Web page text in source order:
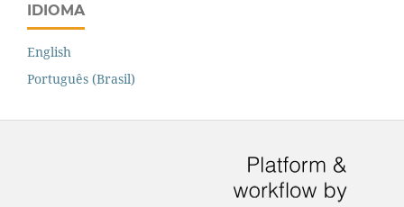
IDIOMA
English
Português (Brasil)